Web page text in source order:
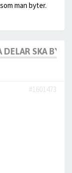
man byter.
SKA
#1601473